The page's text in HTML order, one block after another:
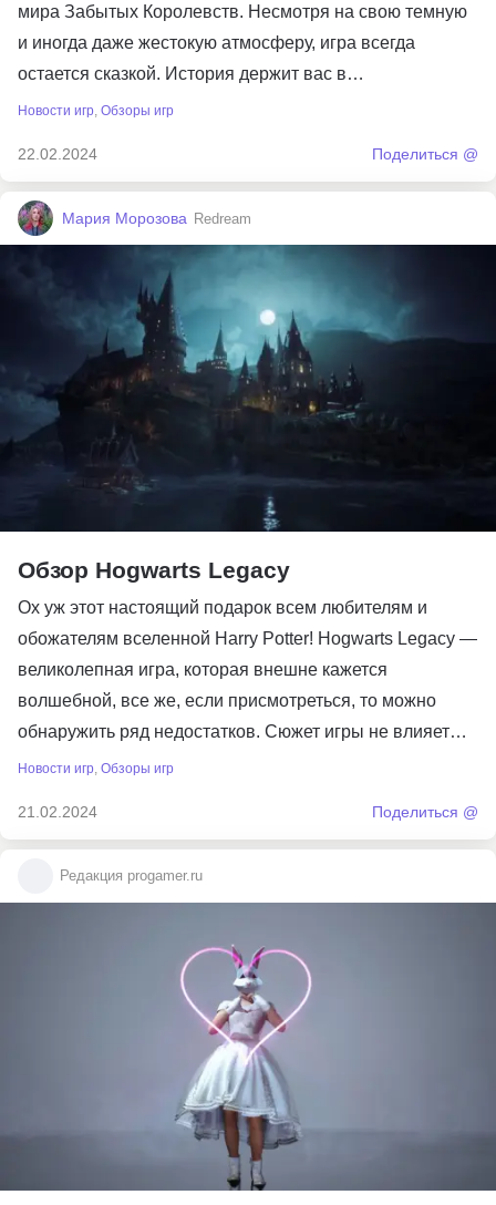
мира Забытых Королевств. Несмотря на свою темную
и иногда даже жестокую атмосферу, игра всегда
остается сказкой. История держит вас в…
Новости игр Обзоры игр
22.02.2024 Поделиться @
Мария Морозова Redream
Обзор Hogwarts Legacy
Ох уж этот настоящий подарок всем любителям и
обожателям вселенной Harry Potter! Hogwarts Legacy —
великолепная игра, которая внешне кажется
волшебной, все же, если присмотреться, то можно
обнаружить ряд недостатков. Сюжет игры не влияет…
Новости игр, Обзоры игр
21.02.2024 Поделиться @
Редакция progamer.ru